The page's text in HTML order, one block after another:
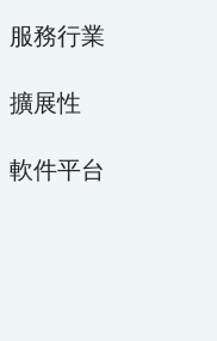
服務行業
擴展性
軟件平台